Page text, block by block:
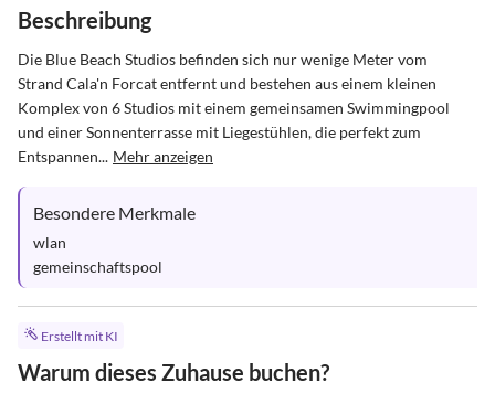
Beschreibung
Die Blue Beach Studios befinden sich nur wenige Meter vom
Strand Cala'n Forcat entfernt und bestehen aus einem kleinen
Komplex von 6 Studios mit einem gemeinsamen Swimmingpool
und einer Sonnenterrasse mit Liegestühlen, die perfekt zum
Entspannen... Mehr anzeigen
Besondere Merkmale
wlan
gemeinschaftspool
Erstellt mit KI
Warum dieses Zuhause buchen?